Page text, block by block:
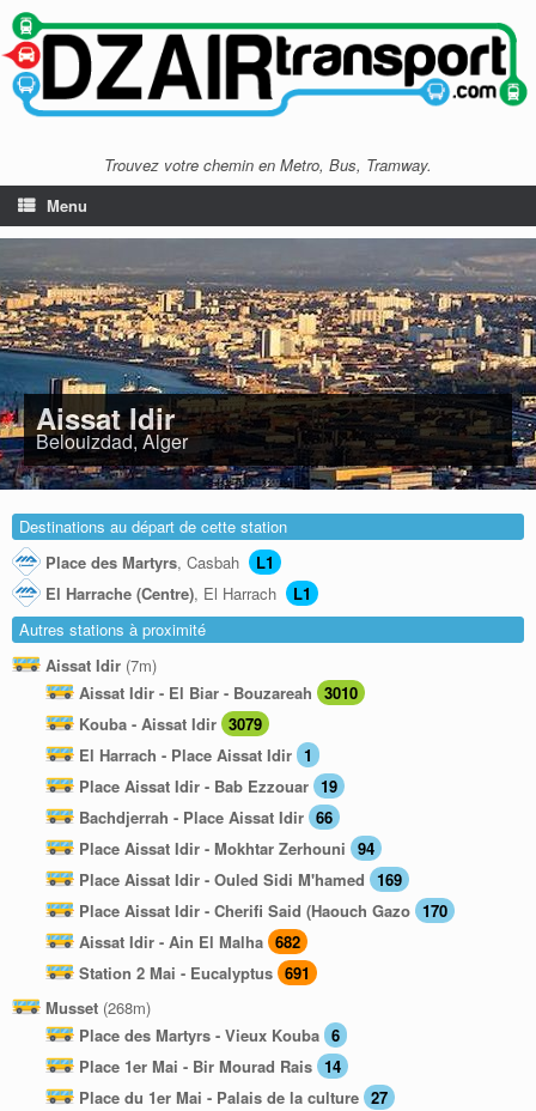
Trouvez votre chemin en Metro, Bus, Tramway.
Menu
Aissat Idir
Belouizdad, Alger
Destinations au départ de cette station
Place des Martyrs, Casbah
L1
El Harrache (Centre), El Harrach
L1
Autres stations à proximité
Aissat Idir (7m)
Aissat Idir - El Biar - Bouzareah 3010
Kouba - Aissat Idir 3079
El Harrach - Place Aissat Idir 1
Place Aissat Idir - Bab Ezzouar 19
Bachdjerrah - Place Aissat Idir 66
Place Aissat Idir - Mokhtar Zerhouni 94
Place Aissat Idir - Ouled Sidi M'hamed 169
Place Aissat Idir - Cherifi Said (Haouch Gazo 170
Aissat Idir - Ain El Malha 682
Station 2 Mai - Eucalyptus 691
Musset (268m)
Place des Martyrs - Vieux Kouba 6
Place 1er Mai - Bir Mourad Rais 14
Place du 1er Mai - Palais de la culture 27